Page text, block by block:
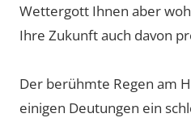
Wettergott Ihnen aber
Ihre Zukunft auch davon
Der berühmte Regen am
einigen Deutungen ein